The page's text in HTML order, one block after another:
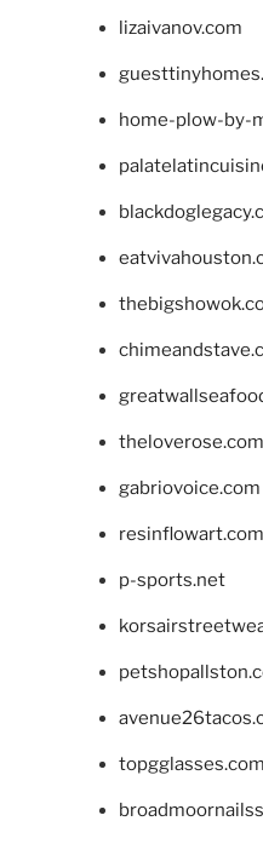
lizaivanov.com
home-plow-by-
theloverose.com
gabriovoice.com
resinflowart.com
p-sports.net
topgglasses.com